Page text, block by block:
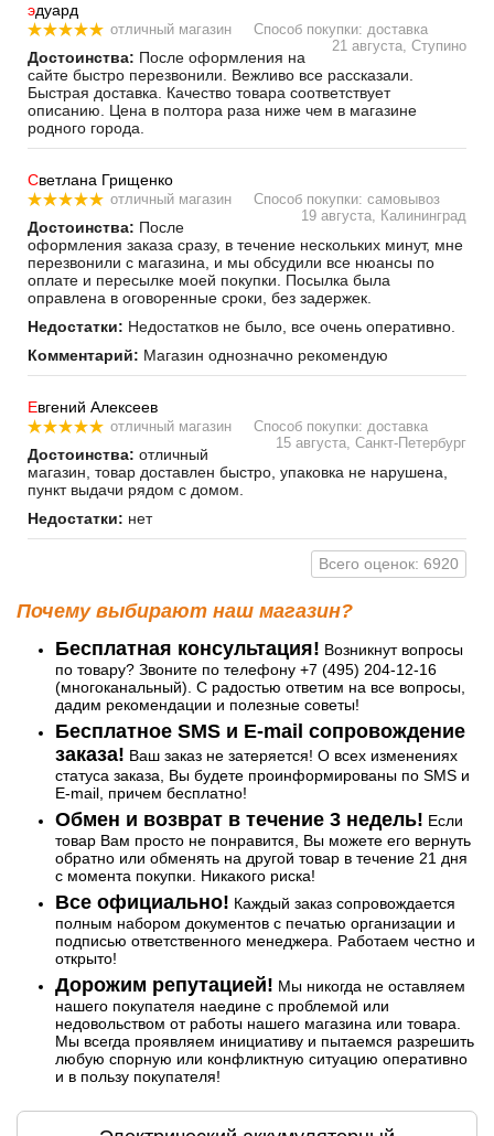
эдуард
отличный магазин
Способ покупки: доставка
21 августа, Ступино
Достоинства: После оформления на
сайте быстро перезвонили. Вежливо все рассказали.
Быстрая доставка. Качество товара соответствует
описанию. Цена в полтора раза ниже чем в магазине
родного города.
Светлана Грищенко
отличный магазин
Способ покупки: самовывоз
19 августа, Калининград
Достоинства: После
оформления заказа сразу, в течение нескольких минут, мне
перезвонили с магазина, и мы обсудили все нюансы по
оплате и пересылке моей покупки. Посылка была
оправлена в оговоренные сроки, без задержек.
Недостатки: Недостатков не было, все очень оперативно.
Комментарий: Магазин однозначно рекомендую
Евгений Алексеев
отличный магазин
Способ покупки: доставка
15 августа, Санкт-Петербург
Достоинства: отличный
магазин, товар доставлен быстро, упаковка не нарушена,
пункт выдачи рядом с домом.
Недостатки: нет
Всего оценок: 6920
Почему выбирают наш магазин?
Бесплатная консультация! Возникнут вопросы
по товару? Звоните по телефону +7 (495) 204-12-16
(многоканальный). С радостью ответим на все вопросы,
дадим рекомендации и полезные советы!
Бесплатное SMS и E-mail сопровождение
заказа! Ваш заказ не затеряется! О всех изменениях
статуса заказа, Вы будете проинформированы по SMS и
E-mail, причем бесплатно!
Обмен и возврат в течение 3 недель! Если
товар Вам просто не понравится, Вы можете его вернуть
обратно или обменять на другой товар в течение 21 дня
с момента покупки. Никакого риска!
Все официально! Каждый заказ сопровождается
полным набором документов с печатью организации и
подписью ответственного менеджера. Работаем честно и
открыто!
Дорожим репутацией! Мы никогда не оставляем
нашего покупателя наедине с проблемой или
недовольством от работы нашего магазина или товара.
Мы всегда проявляем инициативу и пытаемся разрешить
любую спорную или конфликтную ситуацию оперативно
и в пользу покупателя!